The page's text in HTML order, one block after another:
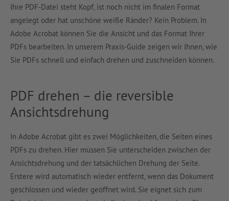
Ihre PDF-Datei steht Kopf, ist noch nicht im finalen Format
angelegt oder hat unschöne weiße Ränder? Kein Problem. In
Adobe Acrobat können Sie die Ansicht und das Format Ihrer
PDFs bearbeiten. In unserem Praxis-Guide zeigen wir Ihnen, wie
Sie PDFs schnell und einfach drehen und zuschneiden können.
PDF drehen – die reversible
Ansichtsdrehung
In Adobe Acrobat gibt es zwei Möglichkeiten, die Seiten eines
PDFs zu drehen. Hier müssen Sie unterscheiden zwischen der
Ansichtsdrehung und der tatsächlichen Drehung der Seite.
Erstere wird automatisch wieder entfernt, wenn das Dokument
geschlossen und wieder geöffnet wird. Sie eignet sich zum